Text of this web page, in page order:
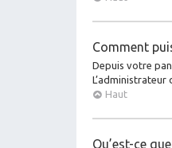
Comment
Depuis votre
Haut
Qu’est-ce